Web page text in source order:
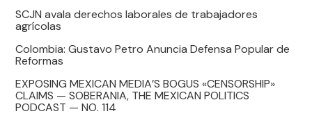
SCJN avala derechos laborales de trabajadores
agrícolas
Colombia: Gustavo Petro Anuncia Defensa Popular de
Reformas
EXPOSING MEXICAN MEDIA’S BOGUS «CENSORSHIP»
CLAIMS — SOBERANIA, THE MEXICAN POLITICS
PODCAST — NO. 114